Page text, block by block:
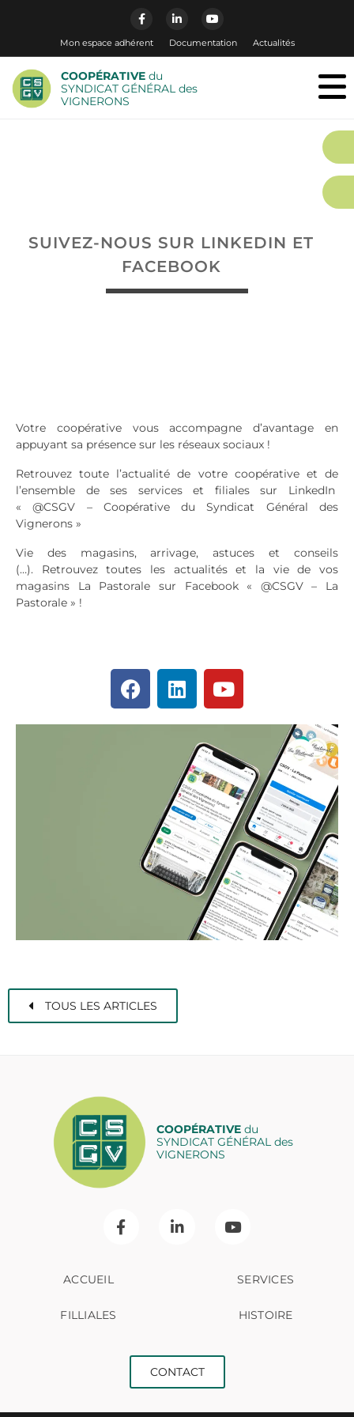
Mon espace adhérent Documentation Actualités
COOPÉRATIVE du
SYNDICAT GÉNÉRAL des
VIGNERONS
SUIVEZ-NOUS SUR LINKEDIN ET
FACEBOOK
Votre coopérative vous accompagne d’avantage en
appuyant sa présence sur les réseaux sociaux !
Retrouvez toute l’actualité de votre coopérative et de
l’ensemble de ses services et filiales sur LinkedIn
« @CSGV – Coopérative du Syndicat Général des
Vignerons »
Vie des magasins, arrivage, astuces et conseils
(…). Retrouvez toutes les actualités et la vie de vos
magasins La Pastorale sur Facebook « @CSGV – La
Pastorale » !
TOUS LES ARTICLES
COOPÉRATIVEdu
SYNDICAT GÉNÉRAL des
VIGNERONS
ACCUEIL SERVICES
FILLIALES HISTOIRE
CONTACT